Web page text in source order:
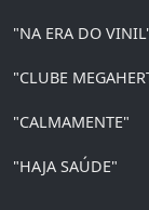
"NA ERA DO
"CLUBE
"CALMAMENTE"
"HAJA SAÚDE"